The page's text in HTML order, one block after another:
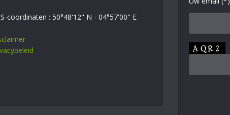
coördinaten : 50°48'12" N - 04°57'00" E